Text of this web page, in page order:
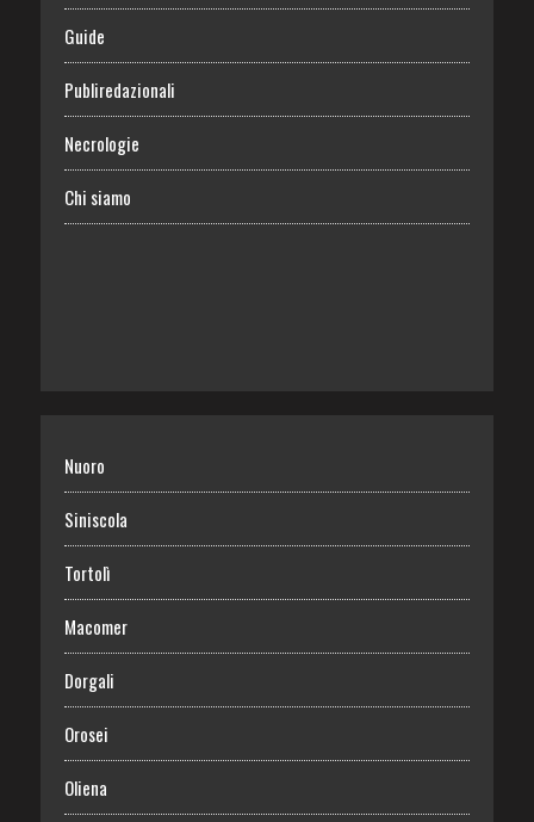
Guide
Publiredazionali
Necrologie
Chi siamo
Nuoro
Siniscola
Tortolì
Macomer
Dorgali
Orosei
Oliena